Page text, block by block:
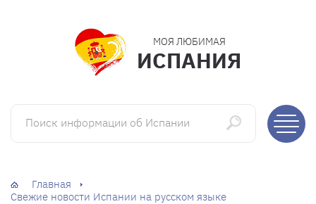
МОЯ ЛЮБИМАЯ
ИСПАНИЯ
Поиск информации об Испании
Главная
Свежие новости Испании на русском языке